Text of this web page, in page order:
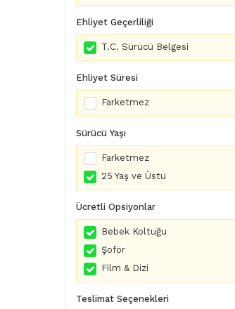
Ehliyet Geçerliliği
T.C. Sürücü Belgesi
Ehliyet Süresi
Farketmez
Sürücü Yaşı
Farketmez
25 Yaş ve Üstü
Ücretli Opsiyonlar
Bebek Koltuğu
Şoför
Film & Dizi
Teslimat Seçenekleri